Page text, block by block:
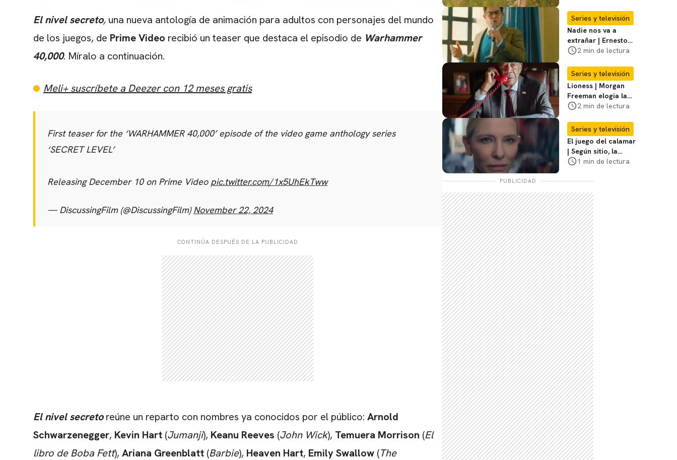
El nivel secreto, una nueva antología de animación para adultos con personajes del mundo
de los juegos, de Prime Video recibió un teaser que destaca el episodio de Warhammer
40,000. Míralo a continuación.
Meli+ suscríbete a Deezer con 12 meses gratis
First teaser for the ‘WARHAMMER 40,000’ episode of the video game anthology series
‘SECRET LEVEL’
Releasing December 10 on Prime Video pic.twitter.com/1x5UhEkTww
— DiscussingFilm (@DiscussingFilm)November 22, 2024
CONTINÚA DESPUÉS DE LA PUBLICIDAD
El nivel secretoreúne un reparto con nombres ya conocidos por el público: Arnold
Schwarzenegger, Kevin Hart (Jumanji), Keanu Reeves (John Wick), Temuera Morrison (El
libro de Boba Fett), Ariana Greenblatt (Barbie), Heaven Hart, Emily Swallow (The
Series y televisión
Nadie nos va a
extrañar | Ernesto
Laguardia habla
2
2 min de lectura
Series y televisión
Lioness | Morgan
Freeman elogia la
escritura de Taylor
coraje"
2 min de lectura
Series y televisión
El juego del calamar
| Según sitio, la
versión de David
debería suceder
1 min de lectura
PUBLICIDAD
CARREGANDO PUBLICIDADE